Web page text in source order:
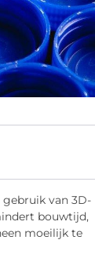
van 3D-
bouwtijd,
moeilijk te